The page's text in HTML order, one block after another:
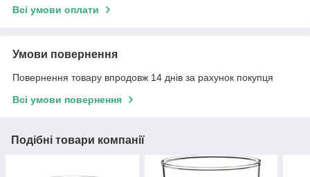
Всі умови оплати
Умови повернення
Повернення товару впродовж 14 днів за рахунок покупця
Всі умови повернення
Подібні товари компанії